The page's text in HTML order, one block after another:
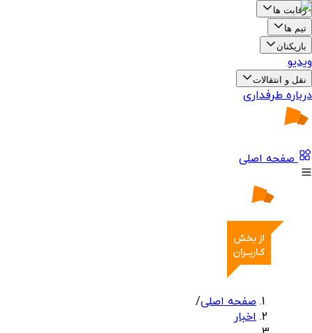
رقابت ها
تیم ها
بازیکنان
ویدیو
نقل و انتقالات
درباره طرفداری
صفحه اصلی
صفحه اصلی/
اخبار